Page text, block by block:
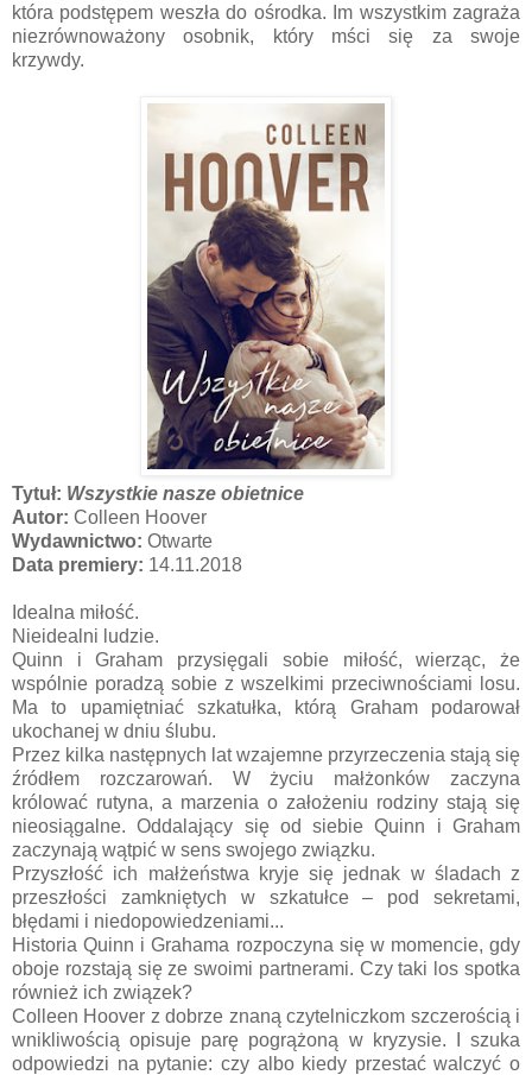
która podstępem weszła do ośrodka. Im wszystkim zagraża
niezrównoważony osobnik, który mści się za swoje
krzywdy.
Tytuł: Wszystkie nasze obietnice
Autor: Colleen Hoover
Wydawnictwo: Otwarte
Data premiery: 14.11.2018
Idealna miłość.
Nieidealni ludzie.
Quinn i Graham przysięgali sobie miłość, wierząc, że
wspólnie poradzą sobie z wszelkimi przeciwnościami losu.
Ma to upamiętniać szkatułka, którą Graham podarował
ukochanej w dniu ślubu.
Przez kilka następnych lat wzajemne przyrzeczenia stają się
źródłem rozczarowań. W życiu małżonków zaczyna
królować rutyna, a marzenia o założeniu rodziny stają się
nieosiągalne. Oddalający się od siebie Quinn i Graham
zaczynają wątpić w sens swojego związku.
Przyszłość ich małżeństwa kryje się jednak w śladach z
przeszłości zamkniętych w szkatułce – pod sekretami,
błędami i niedopowiedzeniami...
Historia Quinn i Grahama rozpoczyna się w momencie, gdy
oboje rozstają się ze swoimi partnerami. Czy taki los spotka
również ich związek?
Colleen Hoover z dobrze znaną czytelniczkom szczerością i
wnikliwością opisuje parę pogrążoną w kryzysie. I szuka
odpowiedzi na pytanie: czy albo kiedy przestać walczyć o